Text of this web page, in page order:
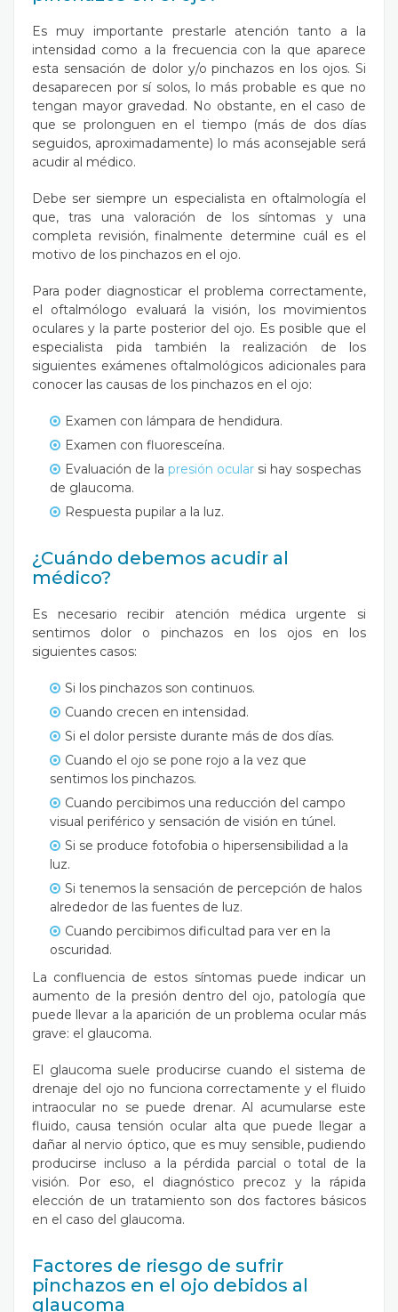
Es muy importante prestarle atención tanto a la
intensidad como a la frecuencia con la que aparece
esta sensación de dolor y/o pinchazos en los ojos. Si
desaparecen por sí solos, lo más probable es que no
tengan mayor gravedad. No obstante, en el caso de
que se prolonguen en el tiempo (más de dos días
seguidos, aproximadamente) lo más aconsejable será
acudir al médico.
Debe ser siempre un especialista en oftalmología el
que, tras una valoración de los síntomas y una
completa revisión, finalmente determine cuál es el
motivo de los pinchazos en el ojo.
Para poder diagnosticar el problema correctamente,
el oftalmólogo evaluará la visión, los movimientos
oculares y la parte posterior del ojo. Es posible que el
especialista pida también la realización de los
siguientes exámenes oftalmológicos adicionales para
conocer las causas de los pinchazos en el ojo:
Examen con lámpara de hendidura.
Examen con fluoresceína.
Evaluación de la presión ocular si hay sospechas
de glaucoma.
Respuesta pupilar a la luz.
¿Cuándo debemos acudir al
médico?
Es necesario recibir atención médica urgente si
sentimos dolor o pinchazos en los ojos en los
siguientes casos:
Si los pinchazos son continuos.
Cuando crecen en intensidad.
Si el dolor persiste durante más de dos días.
Cuando el ojo se pone rojo a la vez que
sentimos los pinchazos.
Cuando percibimos una reducción del campo
visual periférico y sensación de visión en túnel.
Si se produce fotofobia o hipersensibilidad a la
luz.
Si tenemos la sensación de percepción de halos
alrededor de las fuentes de luz.
Cuando percibimos dificultad para ver en la
oscuridad.
La confluencia de estos síntomas puede indicar un
aumento de la presión dentro del ojo, patología que
puede llevar a la aparición de un problema ocular más
grave: el glaucoma.
El glaucoma suele producirse cuando el sistema de
drenaje del ojo no funciona correctamente y el fluido
intraocular no se puede drenar. Al acumularse este
fluido, causa tensión ocular alta que puede llegar a
dañar al nervio óptico, que es muy sensible, pudiendo
producirse incluso a la pérdida parcial o total de la
visión. Por eso, el diagnóstico precoz y la rápida
elección de un tratamiento son dos factores básicos
en el caso del glaucoma.
Factores de riesgo de sufrir
pinchazos en el ojo debidos al
glaucoma